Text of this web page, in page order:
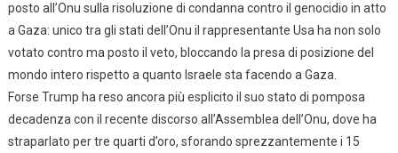
posto all’Onu sulla risoluzione di condanna contro il genocidio in atto
a Gaza: unico tra gli stati dell’Onu il rappresentante Usa ha non solo
votato contro ma posto il veto, bloccando la presa di posizione del
mondo intero rispetto a quanto Israele sta facendo a Gaza.
Forse Trump ha reso ancora più esplicito il suo stato di pomposa
decadenza con il recente discorso all’Assemblea dell’Onu, dove ha
straparlato per tre quarti d’oro, sforando sprezzantemente i 15